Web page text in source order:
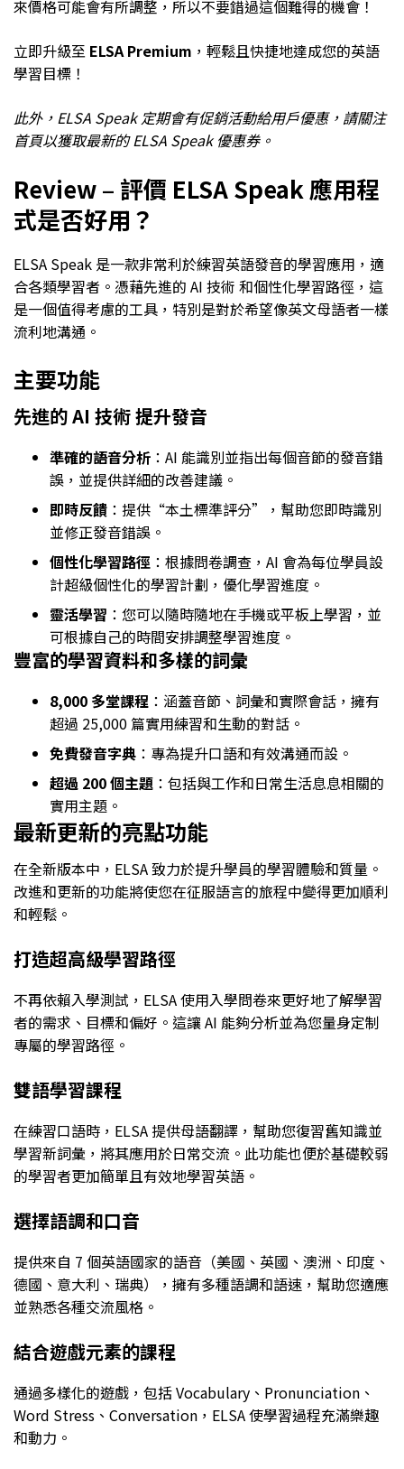
來價格可能會有所調整，所以不要錯過這個難得的機會！
立即升級至 ELSA Premium ，輕鬆且快捷地達成您的英語
學習目標！
此外，ELSA Speak 定期會有促銷活動給用戶優惠，請關注
首頁以獲取最新的 ELSA Speak 優惠券。
Review – 評價 ELSA Speak 應用程
式是否好用？
ELSA Speak 是一款非常利於練習英語發音的學習應用，適
合各類學習者。憑藉先進的 AI 技術 和個性化學習路徑，這
是一個值得考慮的工具，特別是對於希望像英文母語者一樣
流利地溝通。
主要功能
先進的 AI 技術 提升發音
準確的語音分析 ：AI 能識別並指出每個音節的發音錯
誤，並提供詳細的改善建議。
即時反饋 ：提供“本土標準評分”，幫助您即時識別
並修正發音錯誤。
個性化學習路徑 ：根據問卷調查，AI 會為每位學員設
計超級個性化的學習計劃，優化學習進度。
靈活學習 ：您可以隨時隨地在手機或平板上學習，並
可根據自己的時間安排調整學習進度。
豐富的學習資料和多樣的詞彙
8,000 多堂課程 ：涵蓋音節、詞彙和實際會話，擁有
超過 25,000 篇實用練習和生動的對話。
免費發音字典 ：專為提升口語和有效溝通而設。
超過 200 個主題 ：包括與工作和日常生活息息相關的
實用主題。
最新更新的亮點功能
在全新版本中，ELSA 致力於提升學員的學習體驗和質量。
改進和更新的功能將使您在征服語言的旅程中變得更加順利
和輕鬆。
打造超高級學習路徑
不再依賴入學測試，ELSA 使用入學問卷來更好地了解學習
者的需求、目標和偏好。這讓 AI 能夠分析並為您量身定制
專屬的學習路徑。
雙語學習課程
在練習口語時，ELSA 提供母語翻譯，幫助您復習舊知識並
學習新詞彙，將其應用於日常交流。此功能也便於基礎較弱
的學習者更加簡單且有效地學習英語。
選擇語調和口音
提供來自 7 個英語國家的語音（美國、英國、澳洲、印度、
德國、意大利、瑞典），擁有多種語調和語速，幫助您適應
並熟悉各種交流風格。
結合遊戲元素的課程
通過多樣化的遊戲，包括 Vocabulary、Pronunciation、
Word Stress、Conversation，ELSA 使學習過程充滿樂趣
和動力。